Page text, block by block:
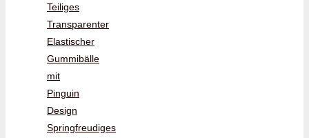
Teiliges
Transparenter
Elastischer
Gummibälle
mit
Pinguin
Design
Springfreudiges